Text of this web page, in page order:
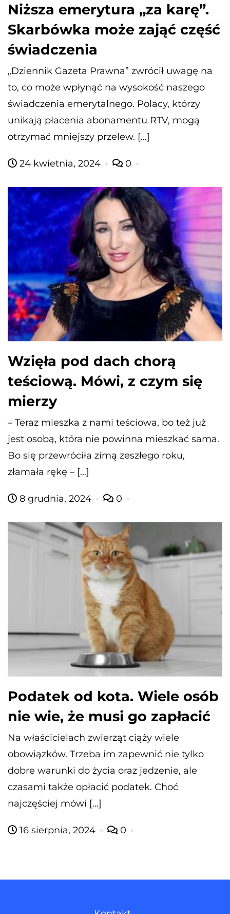
Niższa emerytura „za karę”.
Skarbówka może zająć część
świadczenia
„Dziennik Gazeta Prawna” zwrócił uwagę na
to, co może wpłynąć na wysokość naszego
świadczenia emerytalnego. Polacy, którzy
unikają płacenia abonamentu RTV, mogą
otrzymać mniejszy przelew. […]
24 kwietnia, 2024 0
Wzięła pod dach chorą
teściową. Mówi, z czym się
mierzy
– Teraz mieszka z nami teściowa, bo też już
jest osobą, która nie powinna mieszkać sama.
Bo się przewróciła zimą zeszłego roku,
złamała rękę – […]
8 grudnia, 2024 0
Podatek od kota. Wiele osób
nie wie, że musi go zapłacić
Na właścicielach zwierząt ciąży wiele
obowiązków. Trzeba im zapewnić nie tylko
dobre warunki do życia oraz jedzenie, ale
czasami także opłacić podatek. Choć
najczęściej mówi […]
16 sierpnia, 2024 0